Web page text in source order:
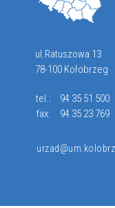
ul.Ratuszowa 13
78-100 Kołobrzeg
tel.:
94 35 51 500
fax:
94 35 23 769